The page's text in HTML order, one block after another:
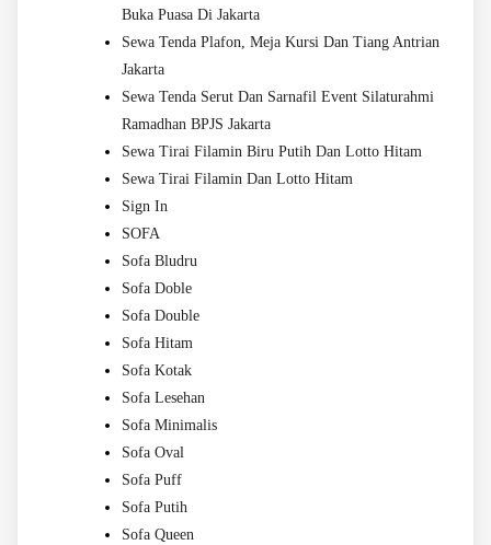
Buka Puasa Di Jakarta
Sewa Tenda Plafon, Meja Kursi Dan Tiang Antrian
Jakarta
Sewa Tenda Serut Dan Sarnafil Event Silaturahmi
Ramadhan BPJS Jakarta
Sewa Tirai Filamin Biru Putih Dan Lotto Hitam
Sewa Tirai Filamin Dan Lotto Hitam
Sign In
SOFA
Sofa Bludru
Sofa Doble
Sofa Double
Sofa Hitam
Sofa Kotak
Sofa Lesehan
Sofa Minimalis
Sofa Oval
Sofa Puff
Sofa Putih
Sofa Queen